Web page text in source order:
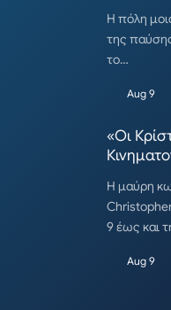
Η πόλη
της
το…
Aug 9
«Οι
Η μαύρη
9 έως και
Aug 9